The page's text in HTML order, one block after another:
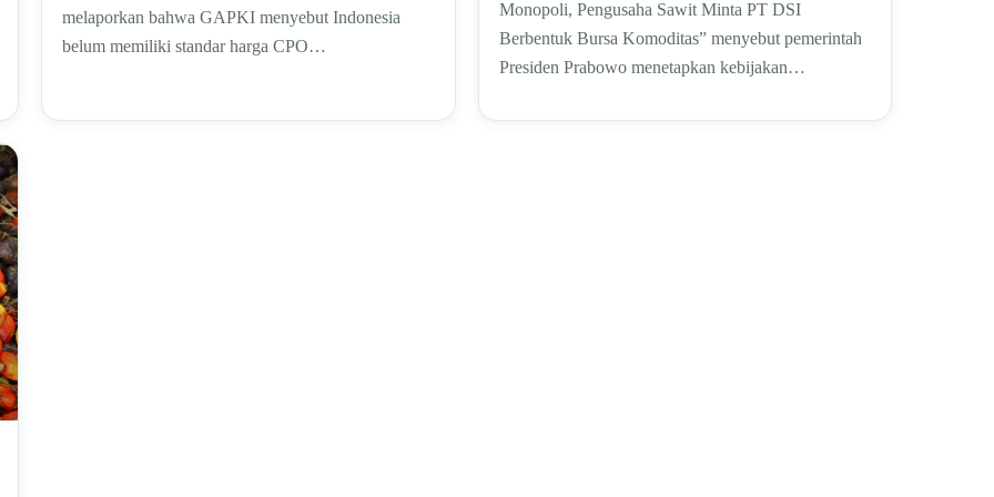
melaporkan bahwa GAPKI menyebut Indonesia
belum memiliki standar harga CPO…
Monopoli, Pengusaha Sawit Minta PT DSI
Berbentuk Bursa Komoditas” menyebut pemerintah
Presiden Prabowo menetapkan kebijakan…